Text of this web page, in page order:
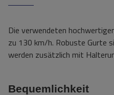
Die verwendeten
zu 130 km/h. Robuste Gurte
werden zusätzlich mit
Bequemlichkeit